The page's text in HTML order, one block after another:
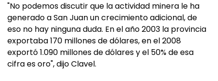
"No podemos discutir que la actividad minera le ha
generado a San Juan un crecimiento adicional, de
eso no hay ninguna duda. En el año 2003 la provincia
exportaba 170 millones de dólares, en el 2008
exportó 1.090 millones de dólares y el 50% de esa
cifra es oro", dijo Clavel.